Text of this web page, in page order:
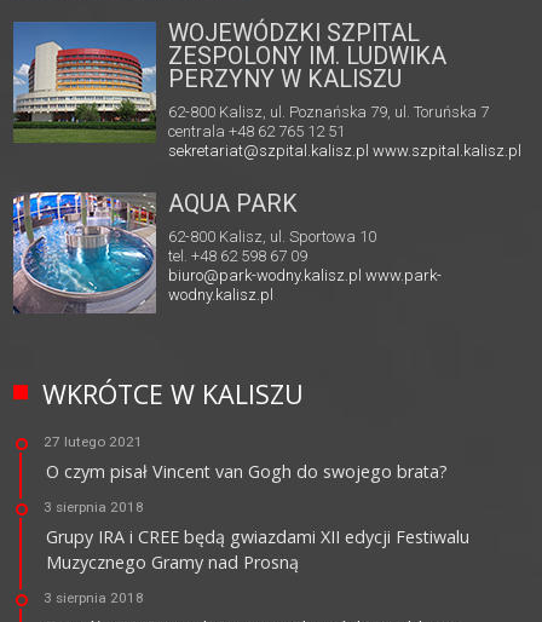
WOJEWÓDZKI SZPITAL
ZESPOLONY IM. LUDWIKA
PERZYNY W KALISZU
62-800 Kalisz, ul. Poznańska 79, ul. Toruńska 7
centrala +48 62 765 12 51
sekretariat@szpital.kalisz.pl www.szpital.kalisz.pl
AQUA PARK
62-800 Kalisz, ul. Sportowa 10
tel. +48 62 598 67 09
biuro@park-wodny.kalisz.pl www.park-
wodny.kalisz.pl
WKRÓTCE W KALISZU
27 lutego 2021
O czym pisał Vincent van Gogh do swojego brata?
3 sierpnia 2018
Grupy IRA i CREE będą gwiazdami XII edycji Festiwalu
Muzycznego Gramy nad Prosną
3 sierpnia 2018